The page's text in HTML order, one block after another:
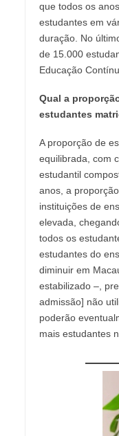
que todos os
estudantes em
duração. No
de 15.000
Educação
Qual a
estudantes
A proporção de
equilibrada, com
estudantil
anos, a
instituições de
elevada,
todos os
estudantes do
diminuir em
estabilizado –,
admissão] não
poderão
mais estudantes